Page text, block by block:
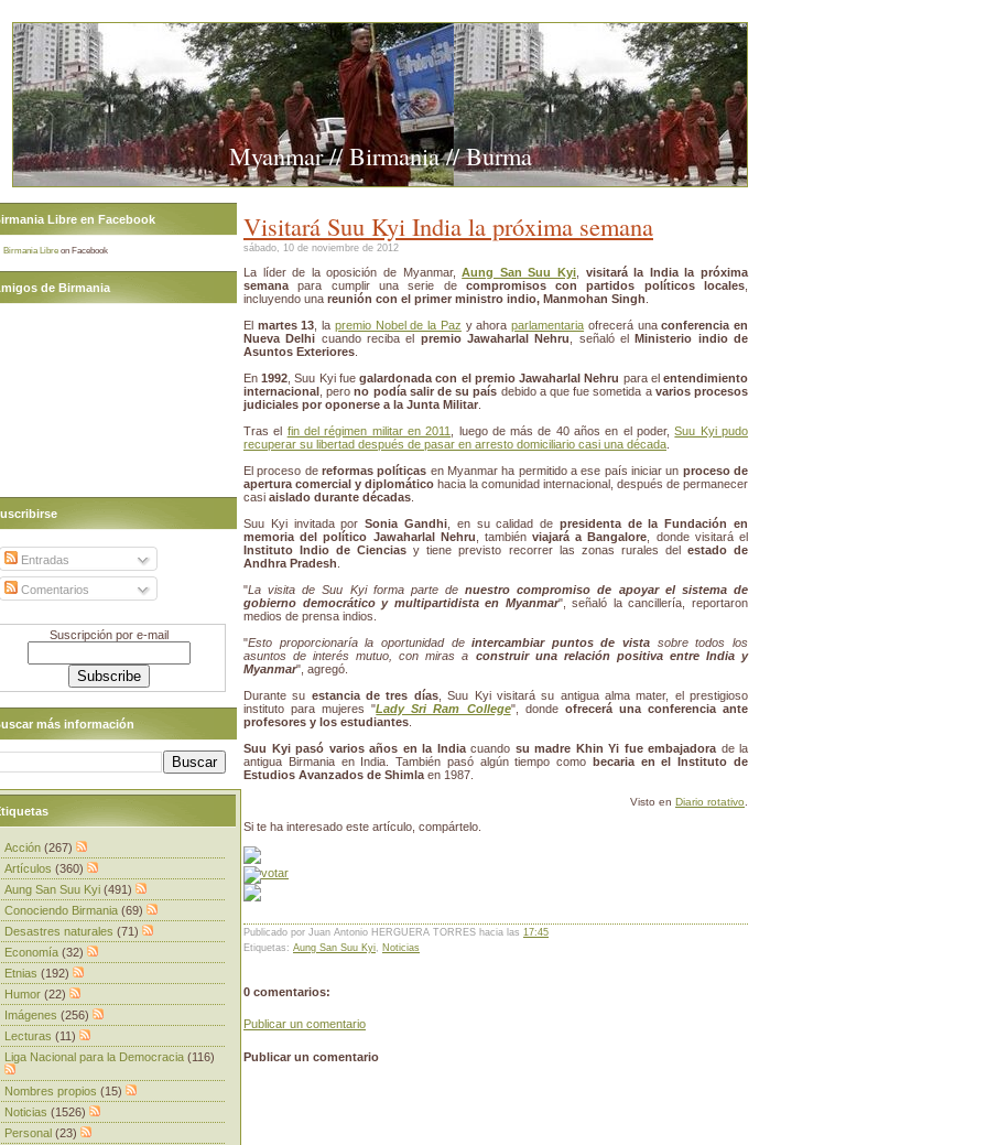
Myanmar // Birmania // Burma
Visitará Suu Kyi India la próxima semana
sábado, 10 de noviembre de 2012
La líder de la oposición de Myanmar,Aung San Suu Kyi
visitará la India la próxima
semana para cumplir una serie de compromisos con partidos políticos locales
incluyendo una reunión con el primer ministro indio, Manmohan Singh
El martes 13 , la premio Nobel de la Paz y ahoraparlamentaria ofrecerá unaconferencia en
Nueva Delhi cuando reciba el premio Jawaharlal Nehru , señaló elMinisterio indio de
Asuntos Exteriores
En1992 , Suu Kyi fuegalardonada con el premio Jawaharlal Nehru para elentendimiento
internacional , perono podía salir de su país debido a que fue sometida a varios procesos
judiciales por oponerse a la Junta Militar
Tras el fin del régimen militar en 2011 , luego de más de 40 años en el poder,Suu Kyi pudo
recuperar su libertad después de pasar en arresto domiciliario casi una década
El proceso de reformas políticas en Myanmar ha permitido a ese país iniciar un proceso de
apertura comercial y diplomático hacia la comunidad internacional, después de permanecer
casi aislado durante décadas
Suu Kyi invitada porSonia Gandhi, en su calidad de presidenta de la Fundación en
memoria del político Jawaharlal Nehru , tambiénviajará a Bangalore , donde visitará el
Instituto Indio de Ciencias y tiene previsto recorrer las zonas rurales del estado de
Andhra Pradesh
"La visita de Suu Kyi forma parte denuestro compromiso de apoyar el sistema de
gobierno democrático y multipartidista en Myanmar", señaló la cancillería, reportaron
medios de prensa indios.
"Esto proporcionaría la oportunidad deintercambiar puntos de vista sobre todos los
asuntos de interés mutuo, con miras a construir una relación positiva entre India y
Myanmar", agregó.
Durante su estancia de tres días, Suu Kyi visitará su antigua alma mater, el prestigioso
instituto para mujeres "Lady Sri Ram College", donde ofrecerá una conferencia ante
profesores y los estudiantes
Suu Kyi pasó varios años en la Indiacuando su madre Khin Yi fue embajadora de la
antigua Birmania en India. También pasó algún tiempo como becaria en el Instituto de
Estudios Avanzados de Shimla en 1987.
Visto en Diario rotativo
Si te ha interesado este artículo, compártelo.
Publicado por Juan Antonio HERGUERA TORRES hacia las 17:45
Etiquetas: Aung San Suu Kyi, Noticias
0 comentarios:
Publicar un comentario
Publicar un comentario
Libre en Facebook
Birmania Libre on Facebook
de Birmania
Entradas
Comentarios
Suscripción por e-mail
más información
Acción (267)
Artículos (360)
Aung San Suu Kyi (491)
Conociendo Birmania (69)
Desastres naturales (71)
Economía (32)
Etnias (192)
Humor (22)
Imágenes (256)
Lecturas (11)
Liga Nacional para la Democracia (116)
Nombres propios (15)
Noticias (1526)
Personal (23)